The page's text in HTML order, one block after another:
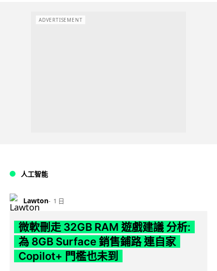
ADVERTISEMENT
人工智能
Lawton 1 日
微軟刪走 32GB RAM 遊戲建議 分析:
為 8GB Surface 銷售鋪路 連自家
Copilot+ 門檻也未到